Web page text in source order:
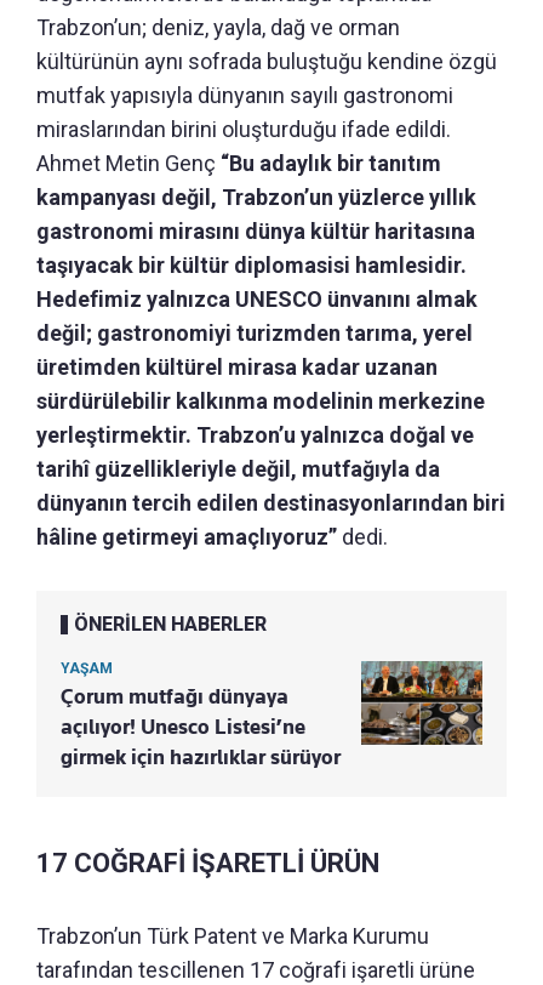
Trabzon’un; deniz, yayla, dağ ve orman
kültürünün aynı sofrada buluştuğu kendine özgü
mutfak yapısıyla dünyanın sayılı gastronomi
miraslarından birini oluşturduğu ifade edildi.
Ahmet Metin Genç “Bu adaylık bir tanıtım
kampanyası değil, Trabzon’un yüzlerce yıllık
gastronomi mirasını dünya kültür haritasına
taşıyacak bir kültür diplomasisi hamlesidir.
Hedefimiz yalnızca UNESCO ünvanını almak
değil; gastronomiyi turizmden tarıma, yerel
üretimden kültürel mirasa kadar uzanan
sürdürülebilir kalkınma modelinin merkezine
yerleştirmektir. Trabzon’u yalnızca doğal ve
tarihî güzellikleriyle değil, mutfağıyla da
dünyanın tercih edilen destinasyonlarından biri
hâline getirmeyi amaçlıyoruz” dedi.
ÖNERİLEN HABERLER
YAŞAM
Çorum mutfağı dünyaya
açılıyor! Unesco Listesi’ne
girmek için hazırlıklar sürüyor
17 COĞRAFİ İŞARETLİ ÜRÜN
Trabzon’un Türk Patent ve Marka Kurumu
tarafından tescillenen 17 coğrafi işaretli ürüne